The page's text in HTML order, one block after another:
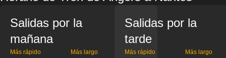
Salidas por la
mañana
Más rápido Más largo
Salidas por la
tarde
Más rápido Más largo